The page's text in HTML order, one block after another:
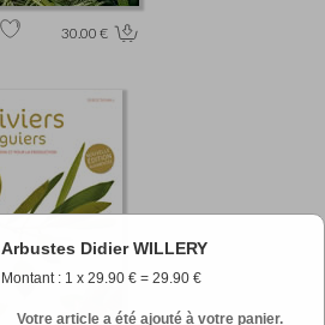
Arbustes Didier WILLERY
Montant : 1 x 29.90 € = 29.90 €
Votre article a été ajouté à votre panier.
30.00 €